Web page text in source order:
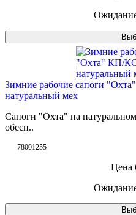
Зимние рабочие сапоги
натуральный мех
Сапоги "Охта" на натуральном
обесп..
78001255
Цена